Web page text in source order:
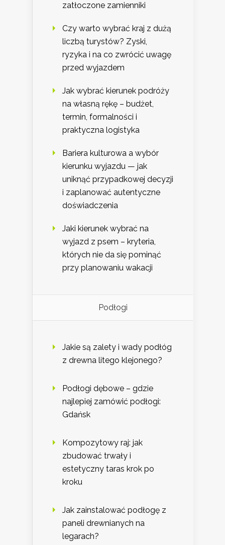
zatłoczone zamienniki
Czy warto wybrać kraj z dużą
liczbą turystów? Zyski,
ryzyka i na co zwrócić uwagę
przed wyjazdem
Jak wybrać kierunek podróży
na własną rękę – budżet,
termin, formalności i
praktyczna logistyka
Bariera kulturowa a wybór
kierunku wyjazdu — jak
uniknąć przypadkowej decyzji
i zaplanować autentyczne
doświadczenia
Jaki kierunek wybrać na
wyjazd z psem – kryteria,
których nie da się pominąć
przy planowaniu wakacji
Podłogi
Jakie są zalety i wady podłóg
z drewna litego klejonego?
Podłogi dębowe – gdzie
najlepiej zamówić podłogi:
Gdańsk
Kompozytowy raj: jak
zbudować trwały i
estetyczny taras krok po
kroku
Jak zainstalować podłogę z
paneli drewnianych na
legarach?